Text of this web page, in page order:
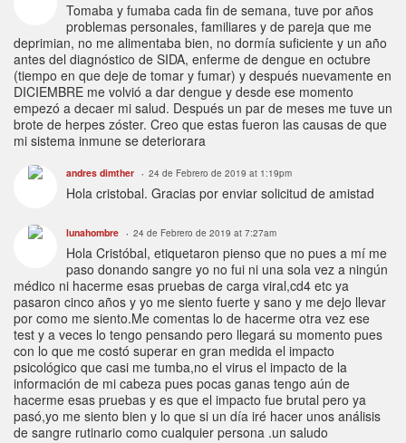
Tomaba y fumaba cada fin de semana, tuve por años
problemas personales, familiares y de pareja que me
deprimian, no me alimentaba bien, no dormía suficiente y un año
antes del diagnóstico de SIDA, enferme de dengue en octubre
(tiempo en que deje de tomar y fumar) y después nuevamente en
DICIEMBRE me volvió a dar dengue y desde ese momento
empezó a decaer mi salud. Después un par de meses me tuve un
brote de herpes zóster. Creo que estas fueron las causas de que
mi sistema inmune se deteriorara
andres dimther 24 de Febrero de 2019 at 1:19pm
Hola cristobal. Gracias por enviar solicitud de amistad
lunahombre 24 de Febrero de 2019 at 7:27am
Hola Cristóbal, etiquetaron pienso que no pues a mí me
paso donando sangre yo no fui ni una sola vez a ningún
médico ni hacerme esas pruebas de carga viral,cd4 etc ya
pasaron cinco años y yo me siento fuerte y sano y me dejo llevar
por como me siento.Me comentas lo de hacerme otra vez ese
test y a veces lo tengo pensando pero llegará su momento pues
con lo que me costó superar en gran medida el impacto
psicológico que casi me tumba,no el virus el impacto de la
información de mi cabeza pues pocas ganas tengo aún de
hacerme esas pruebas y es que el impacto fue brutal pero ya
pasó,yo me siento bien y lo que si un día iré hacer unos análisis
de sangre rutinario como cualquier persona .un saludo